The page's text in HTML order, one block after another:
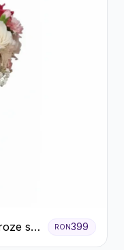
si
RON399